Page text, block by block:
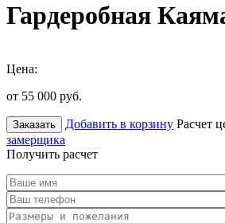
Гардеробная
Цена:
от 55 000 руб.
Заказать Добавить в корзину Расчет
замерщика
Получить расчет